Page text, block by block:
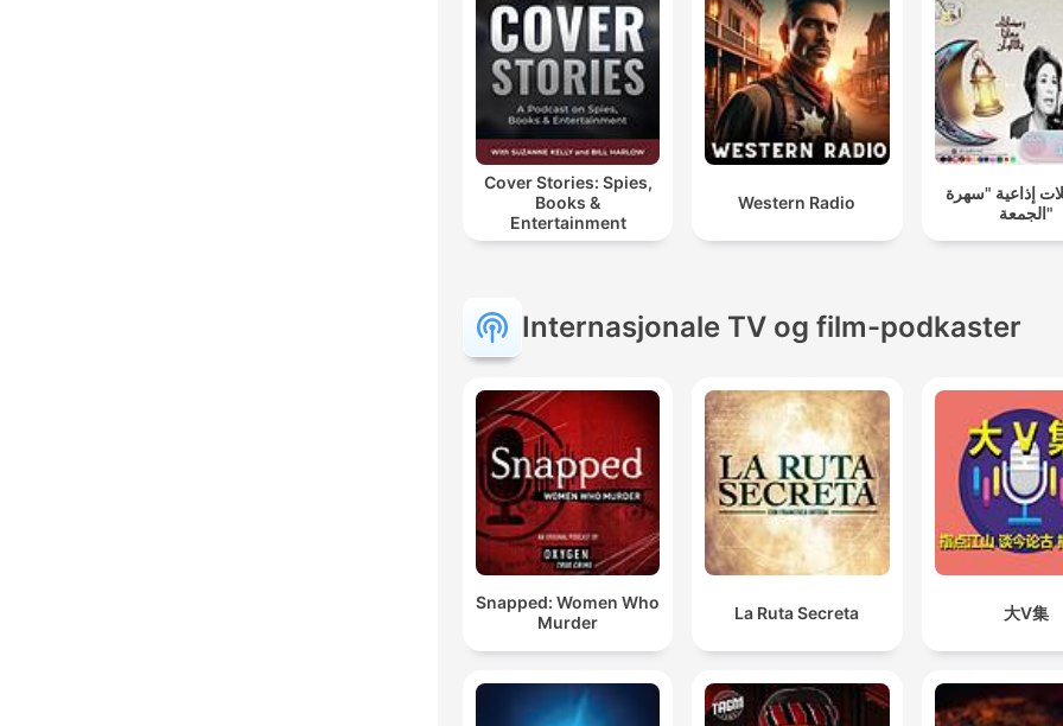
Cover Stories: Spies,
Books &
Entertainment
Western Radio
إذاعية "سهرة
الجمعة"
Internasjonale TV og film-podkaster
Snapped: Women Who
Murder
La Ruta Secreta 大V集